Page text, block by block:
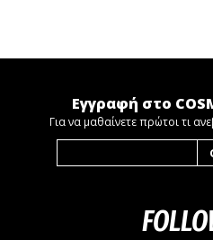
Εγγραφή στο
Για να μαθαίνετε πρώτοι τι